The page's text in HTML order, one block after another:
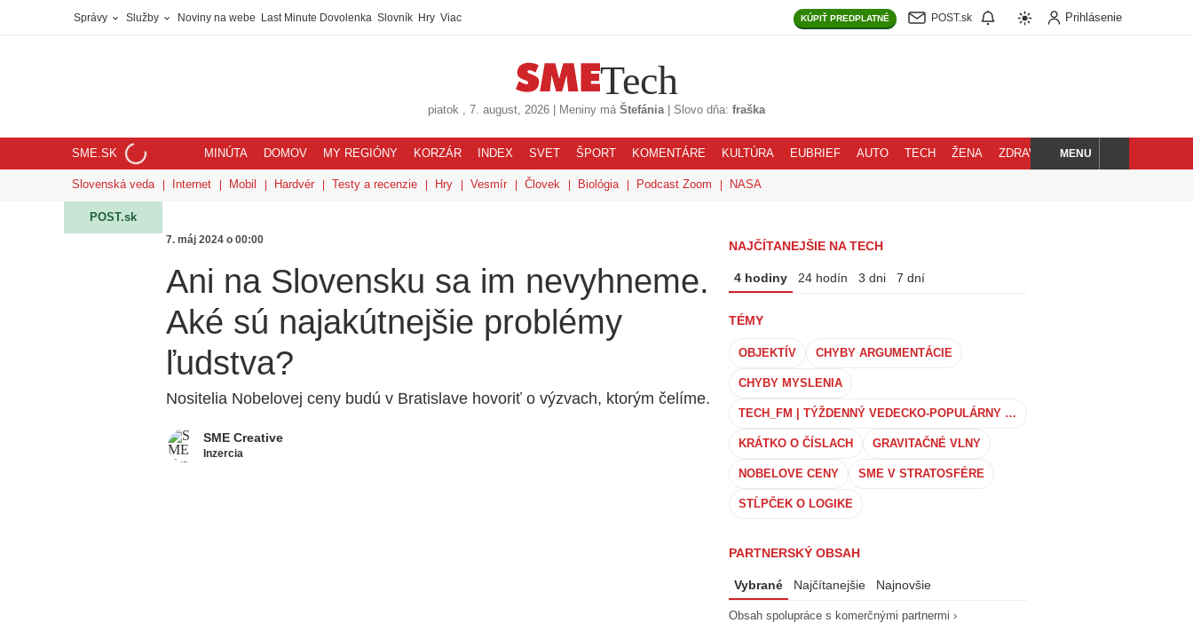
Správy Služby Noviny na webe Last Minute Dovolenka Slovník Hry Viac KÚPIŤ PREDPLATNÉ POST.sk Prihlásenie
Tech
piatok , 7. august, 2026 Meniny má Štefánia| Slovo dňa: fraška
SME.SK MINÚTA DOMOV MY REGIÓNY KORZÁR INDEX SVET ŠPORT KOMENTÁRE KULTÚRA EUBRIEF AUTO TECH ŽENA ZDRAVIE BLOG
HĽADAJMENU
Slovenská veda Internet Mobil Hardvér Testy a recenzie Hry Vesmír Človek Biológia Podcast Zoom NASA
POST.sk
7. máj 2024 o 00:00
Ani na Slovensku sa im nevyhneme.
Aké sú najakútnejšie problémy
ľudstva?
Nositelia Nobelovej ceny budú v Bratislave hovoriť o výzvach, ktorým čelíme.
SME Creative
Inzercia
NAJČÍTANEJŠIE NA TECH
4 hodiny 24 hodín 3 dni 7 dní
TÉMY
OBJEKTÍV CHYBY ARGUMENTÁCIE
CHYBY MYSLENIA
TECH_FM | TÝŽDENNÝ VEDECKO-POPULÁRNY PODCAST
KRÁTKO O ČÍSLACH GRAVITAČNÉ VLNY
NOBELOVE CENY SME V STRATOSFÉRE
STĹPČEK O LOGIKE
PARTNERSKÝ OBSAH
Vybrané Najčítanejšie Najnovšie
Obsah spolupráce s komerčnými partnermi ›